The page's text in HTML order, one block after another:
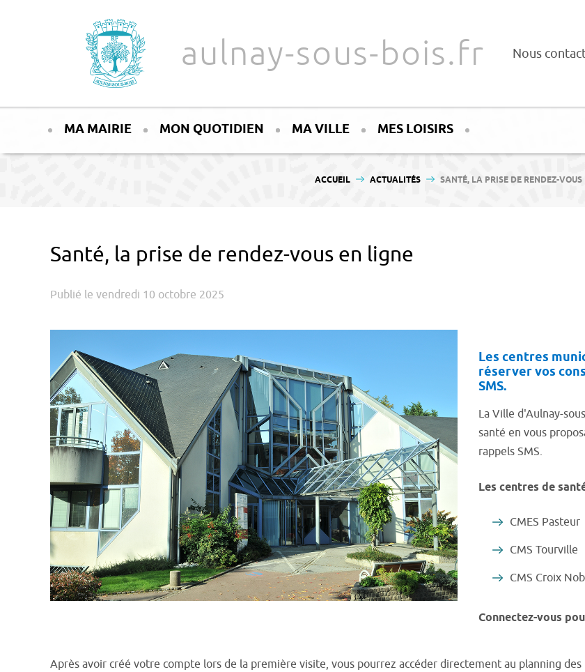
aulnay-sous-bois.fr Nous
MA MAIRIE MON QUOTIDIEN MA VILLE MES LOISIRS
VOUS ÊTES ICI :
ACCUEIL ACTUALITÉS SANTÉ, LA PRISE DE RENDEZ-VOUS
Santé, la prise de rendez-vous en ligne
Publié le vendredi 10 octobre 2025
Les centres
réserver vos
SMS.
La Ville d'Aulnay-
santé en vous
rappels SMS.
Les centres de
CMES Pasteur
CMS Tourville
CMS Croix
Connectez-vous
Après avoir créé votre compte lors de la première visite, vous pourrez accéder directement au planning